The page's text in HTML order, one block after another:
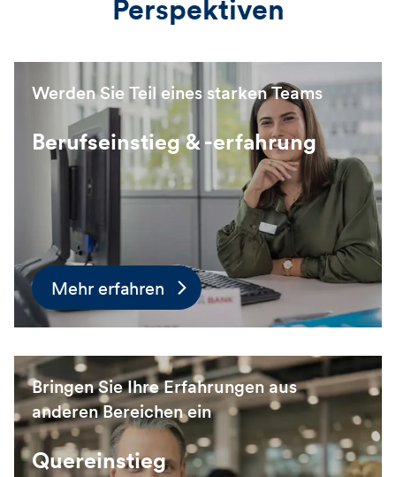
Perspektiven
Werden Sie Teil eines starken Teams
Berufseinstieg & -erfahrung
Mehr erfahren
Bringen Sie Ihre Erfahrungen aus
anderen Bereichen ein
Quereinstieg